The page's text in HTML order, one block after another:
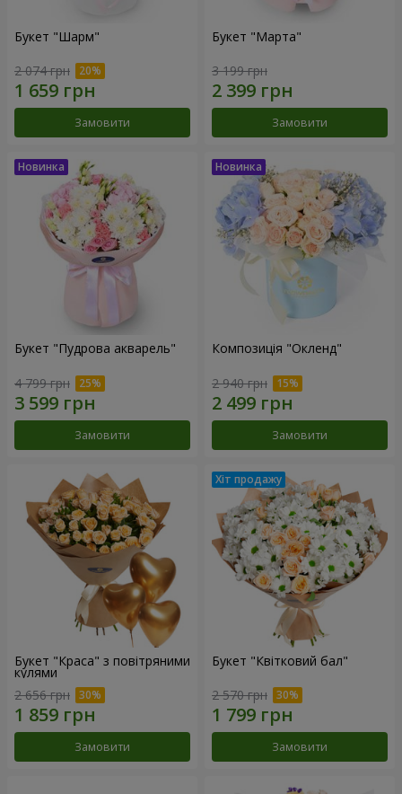
Букет "Шарм"
2 074 грн
Замовити
Букет "Марта"
3 199 грн
Замовити
Букет "Пудрова акварель"
4 799 грн
Замовити
Композиція "Окленд"
2 940 грн
Замовити
Букет "Краса" з повітряними
кулями
2 656 грн
Замовити
Букет "Квітковий бал"
2 570 грн
Замовити